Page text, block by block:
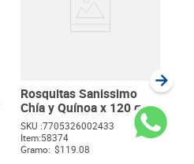
Rosquitas Sanissimo
Chía y Quínoa x 120 g
SKU :7705326002433
Item:58374
Gramo: $119.08